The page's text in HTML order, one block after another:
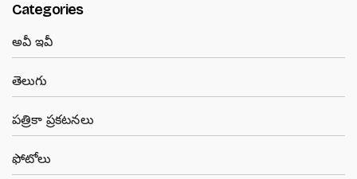
Categories
అవీ ఇవీ
తెలుగు
పత్రికా ప్రకటనలు
ఫోటోలు